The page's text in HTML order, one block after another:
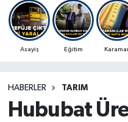
Asayiş Eğitim
HABERLER TARIM
Hububat
Spor Haberleri
Ulusal Haberler